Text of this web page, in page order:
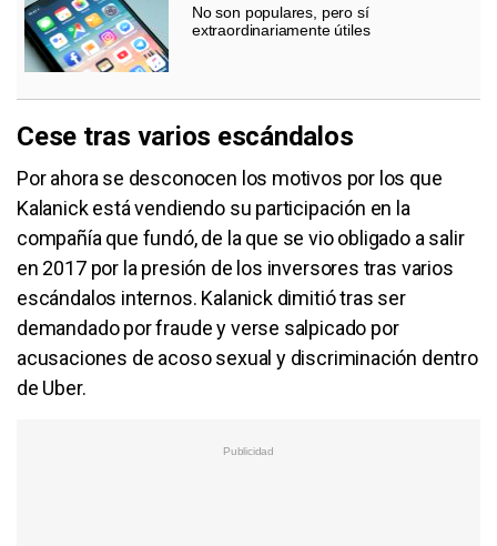
No son populares, pero sí
extraordinariamente útiles
Cese tras varios escándalos
Por ahora se desconocen los motivos por los que
Kalanick está vendiendo su participación en la
compañía que fundó, de la que se vio obligado a salir
en 2017 por la presión de los inversores tras varios
escándalos internos. Kalanick dimitió tras ser
demandado por fraude y verse salpicado por
acusaciones de acoso sexual y discriminación dentro
de Uber.